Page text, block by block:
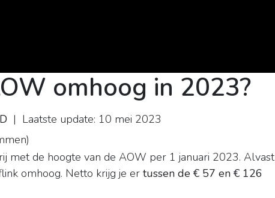
omhoog in 2023?
| Laatste update: 10 mei 2023
)
met de hoogte van de AOW per 1 januari 2023. Alvast
omhoog. Netto krijg je er tussen de € 57 en € 126